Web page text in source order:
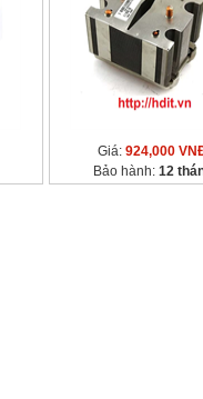
Giá: 924,000
Bảo hành: 12